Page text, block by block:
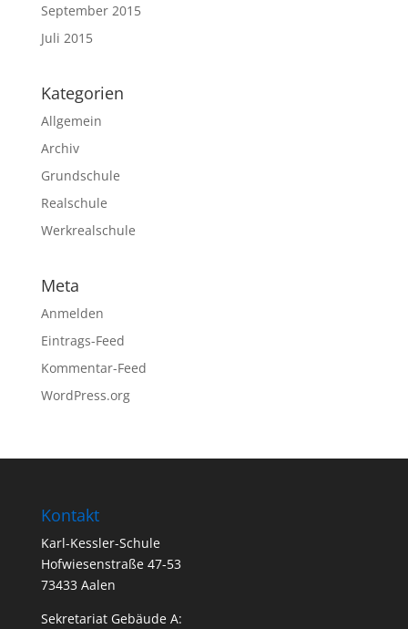
September 2015
Juli 2015
Kategorien
Allgemein
Archiv
Grundschule
Realschule
Werkrealschule
Meta
Anmelden
Eintrags-Feed
Kommentar-Feed
WordPress.org
Kontakt
Karl-Kessler-Schule
Hofwiesenstraße 47-53
73433 Aalen
Sekretariat Gebäude A: